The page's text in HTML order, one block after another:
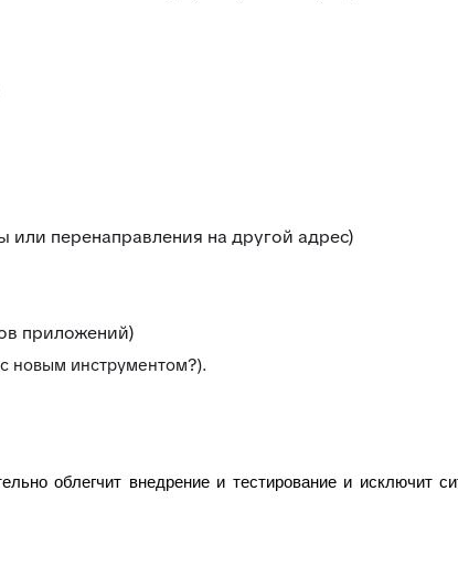
перенаправления на другой адрес)
приложений)
новым инструментом?).
облегчит внедрение и тестирование и исключит